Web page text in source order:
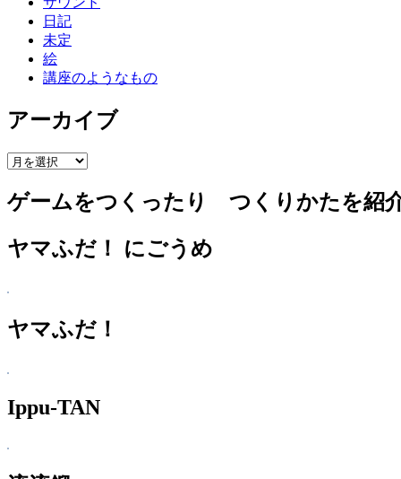
日記
未定
絵
講座のようなもの
アーカイブ
ア
カ
イ
ブ
ゲームをつくったり つくりかたを紹
ヤマふだ！ にごうめ
ヤマふだ！
Ippu-TAN